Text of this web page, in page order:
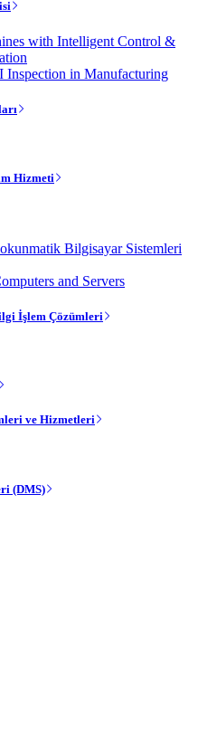
with Intelligent Control &
Inspection in Manufacturing
Hizmeti
Bilgisayar Sistemleri
and Servers
İşlem Çözümleri
ve Hizmetleri
(DMS)